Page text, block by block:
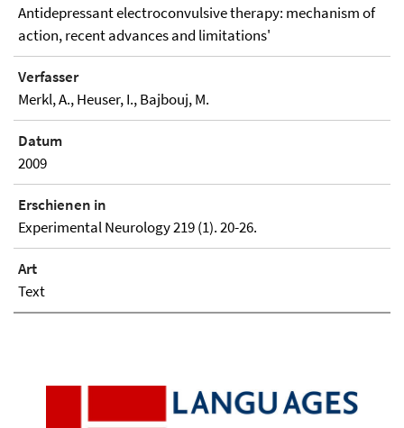
Antidepressant electroconvulsive therapy: mechanism of
action, recent advances and limitations'
Verfasser
Merkl, A., Heuser, I., Bajbouj, M.
Datum
2009
Erschienen in
Experimental Neurology 219 (1). 20-26.
Art
Text